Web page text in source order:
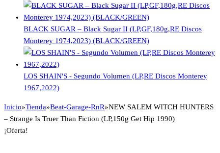
BLACK SUGAR – Black Sugar II (LP,GF,180g,RE Discos
Monterey 1974,2023) (BLACK/GREEN)
LOS SHAIN'S - Segundo Volumen (LP,RE Discos Monterey
1967,2022)
Inicio»Tienda»Beat-Garage-RnR»NEW SALEM WITCH HUNTERS
– Strange Is Truer Than Fiction (LP,150g Get Hip 1990)
¡Oferta!